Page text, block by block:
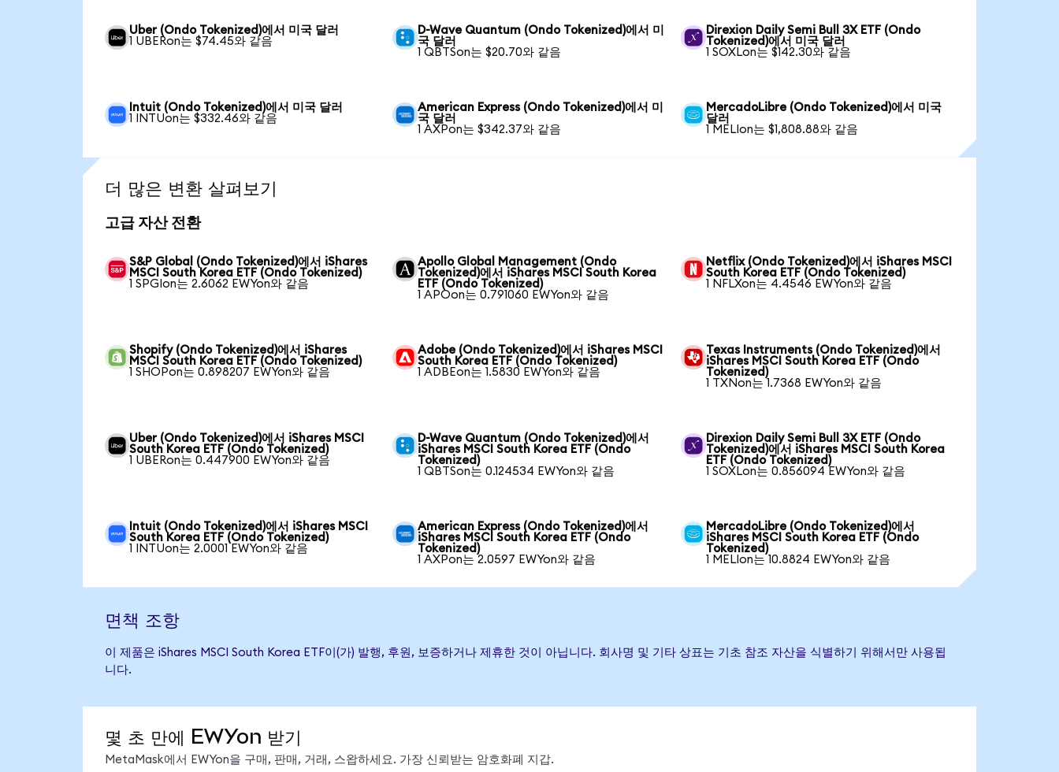
Uber (Ondo Tokenized)에서 미국 달러
1 UBERon는 $74.45와 같음
D-Wave Quantum (Ondo Tokenized)에서 미
국 달러
1 QBTSon는 $20.70와 같음
Direxion Daily Semi Bull 3X ETF (Ondo
Tokenized)에서 미국 달러
1 SOXLon는 $142.30와 같음
Intuit (Ondo Tokenized)에서 미국 달러
1 INTUon는 $332.46와 같음
American Express (Ondo Tokenized)에서 미
국 달러
1 AXPon는 $342.37와 같음
MercadoLibre (Ondo Tokenized)에서 미국
달러
1 MELIon는 $1,808.88와 같음
더 많은 변환 살펴보기
고급 자산 전환
S&P Global (Ondo Tokenized)에서 iShares
MSCI South Korea ETF (Ondo Tokenized)
1 SPGIon는 2.6062 EWYon와 같음
Apollo Global Management (Ondo
Tokenized)에서 iShares MSCI South Korea
ETF (Ondo Tokenized)
1 APOon는 0.791060 EWYon와 같음
Netflix (Ondo Tokenized)에서 iShares MSCI
South Korea ETF (Ondo Tokenized)
1 NFLXon는 4.4546 EWYon와 같음
Shopify (Ondo Tokenized)에서 iShares
MSCI South Korea ETF (Ondo Tokenized)
1 SHOPon는 0.898207 EWYon와 같음
Adobe (Ondo Tokenized)에서 iShares MSCI
South Korea ETF (Ondo Tokenized)
1 ADBEon는 1.5830 EWYon와 같음
Texas Instruments (Ondo Tokenized)에서
iShares MSCI South Korea ETF (Ondo
Tokenized)
1 TXNon는 1.7368 EWYon와 같음
Uber (Ondo Tokenized)에서 iShares MSCI
South Korea ETF (Ondo Tokenized)
1 UBERon는 0.447900 EWYon와 같음
D-Wave Quantum (Ondo Tokenized)에서
iShares MSCI South Korea ETF (Ondo
Tokenized)
1 QBTSon는 0.124534 EWYon와 같음
Direxion Daily Semi Bull 3X ETF (Ondo
Tokenized)에서 iShares MSCI South Korea
ETF (Ondo Tokenized)
1 SOXLon는 0.856094 EWYon와 같음
Intuit (Ondo Tokenized)에서 iShares MSCI
South Korea ETF (Ondo Tokenized)
1 INTUon는 2.0001 EWYon와 같음
American Express (Ondo Tokenized)에서
iShares MSCI South Korea ETF (Ondo
Tokenized)
1 AXPon는 2.0597 EWYon와 같음
MercadoLibre (Ondo Tokenized)에서
iShares MSCI South Korea ETF (Ondo
Tokenized)
1 MELIon는 10.8824 EWYon와 같음
면책 조항
이 제품은 iShares MSCI South Korea ETF이(가) 발행, 후원, 보증하거나 제휴한 것이 아닙니다. 회사명 및 기타 상표는 기초 참조 자산을 식별하기 위해서만 사용됩
니다.
몇 초 만에 EWYon 받기
MetaMask에서 EWYon을 구매, 판매, 거래, 스왑하세요. 가장 신뢰받는 암호화폐 지갑.